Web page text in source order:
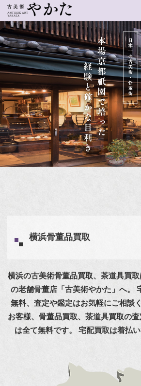
横浜骨董品買取
横浜の古美術骨董品買取、茶道具買
の老舗骨董店「古美術やかた」へ。
無料、査定や鑑定はお気軽にご相談
お客様、骨董品買取、茶道具買取の査
は全て無料です。
宅配買取は着払